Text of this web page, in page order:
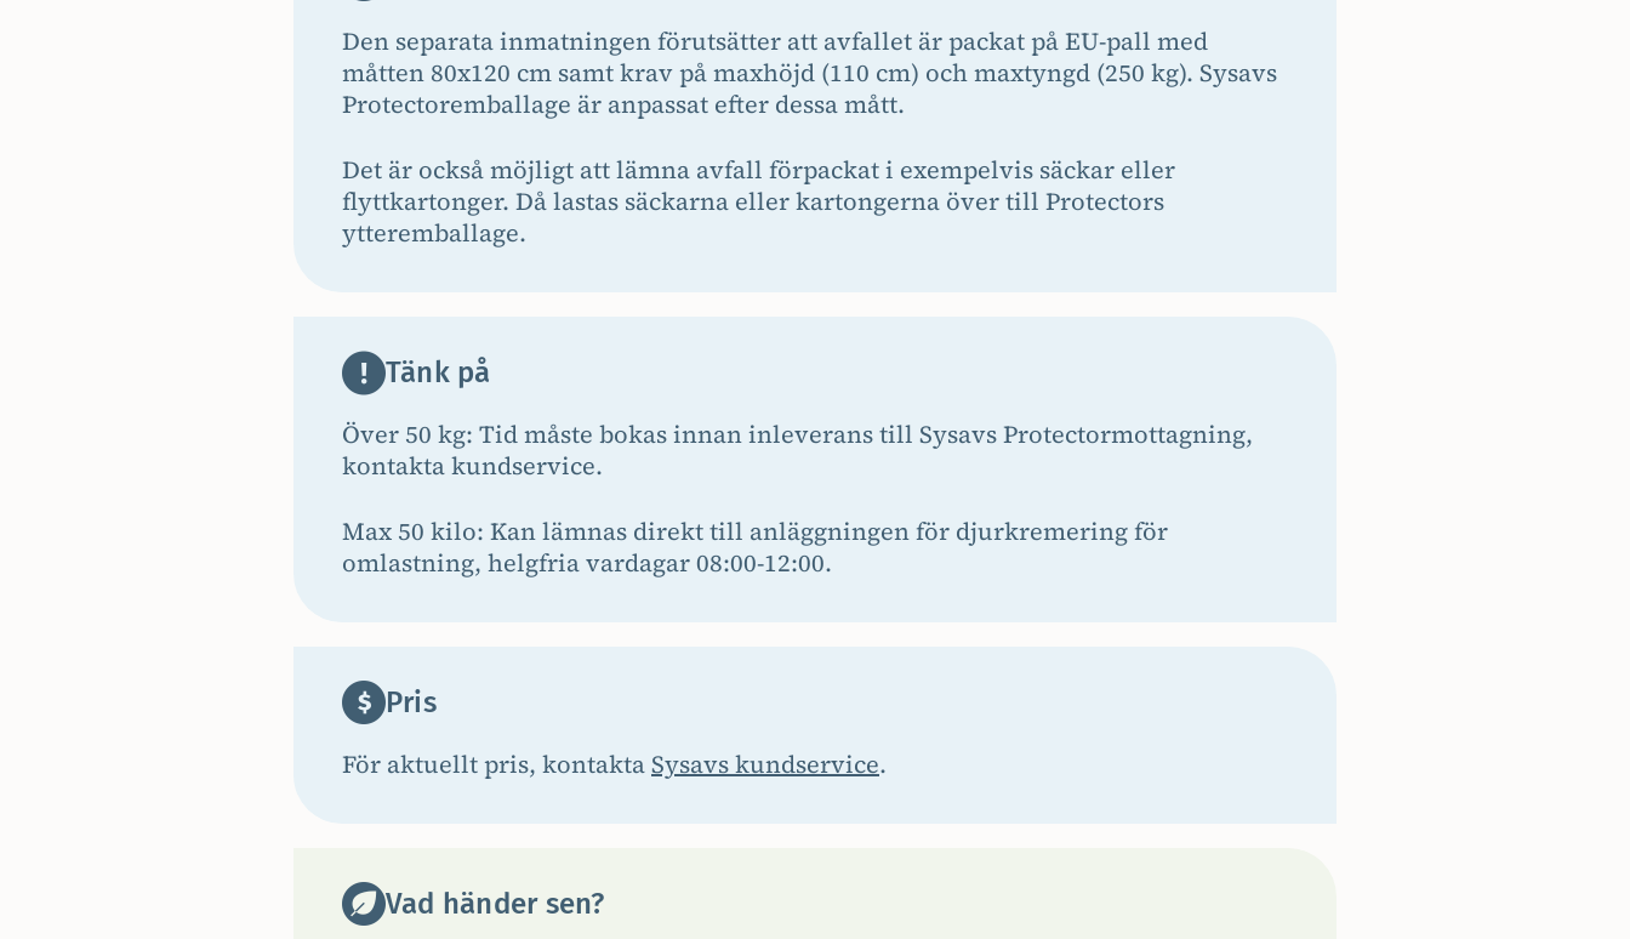
Den separata inmatningen förutsätter att avfallet är packat på EU-pall med
måtten 80x120 cm samt krav på maxhöjd (110 cm) och maxtyngd (250 kg). Sysavs
Protectoremballage är anpassat efter dessa mått.
Det är också möjligt att lämna avfall förpackat i exempelvis säckar eller
flyttkartonger. Då lastas säckarna eller kartongerna över till Protectors
ytteremballage.
Tänk på
Över 50 kg: Tid måste bokas innan inleverans till Sysavs Protectormottagning,
kontakta kundservice.
Max 50 kilo: Kan lämnas direkt till anläggningen för djurkremering för
omlastning, helgfria vardagar 08:00-12:00.
Pris
För aktuellt pris, kontaktaSysavs kundservice.
Vad händer sen?